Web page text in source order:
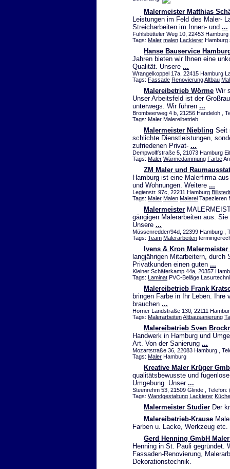
Malermeister Matthias
Leistungen im Feld des Maler-
Streicharbeiten im Innen- und ...
Fuhlsbütteler Weg 10, 22453
Tags: Maler malen Lackierer Hamburg
Hanse Bauservice
Jahren bieten wir Ihnen eine
Qualität. Unsere ...
Wrangelkoppel 17a, 22415 Hamburg
Tags: Fassade RenovierungAltbau
Malereibetrieb Wörme Wir
Unser Arbeitsfeld ist der
unterwegs. Wir führen ...
Brombeerweg 4 b, 21256 Handeloh ,
Tags: Maler Malereibetrieb
Malermeister Niebling Seit
schlichte Dienstleistungen,
zufriedenen Privat- ...
Dempwolffstraße 5, 21073 Hamburg
Tags: Maler Wärmedämmung Farbe
ZM Maler und
Hamburg ist eine Malerfirma
und Wohnungen. Weitere ...
Legienstr. 97c, 22211 Hamburg Billstedt
Tags: Maler Malen Malerei Tapezieren
Malermeister
gängigen Malerarbeiten aus.
Unsere ...
Müssenredder/94d, 22399 Hamburg ,
Tags: Team Malerarbeiten
Ivens & Kron Malermeister
langjährigen Mitarbeitern,
Privatkunden einen guten ...
Kleiner Schäferkamp 44a, 20357
Tags: Laminat PVC-Beläge
Malereibetrieb Frank
bringen Farbe in Ihr Leben. Ihre
brauchen ...
Horner Landstraße 130, 22111
Tags: MalerarbeitenAltbausanierung
Malereibetrieb Sven
Handwerk in Hamburg und
Art. Von der Sanierung ...
Mozartstraße 36, 22083 Hamburg ,
Tags: Maler Hamburg
Kreative Maler Krüger
qualitätsbewusste und
Umgebung. Unser ...
Steenrehm 53, 21509 Glinde , Telefon:
Tags: Wandgestaltung Lackierer
Malermeister Studier Der
Malereibetrieb-Krause
Farben u. Lacke, Werkzeug etc.
Gerd Henning GmbH
Henning in St. Pauli gegründet.
Fassaden-Renovierung,
Dekorationstechnik.